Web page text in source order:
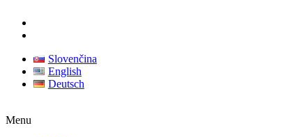
Slovenčina
English
Deutsch
Menu